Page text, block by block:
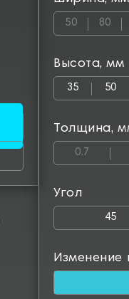
50 80
Высота, мм
35 50
Толщина,
0.7
Угол
45
Изменение